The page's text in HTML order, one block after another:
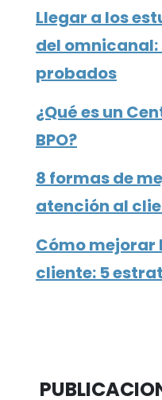
Llegar a los
del
probados
¿Qué es un
BPO?
8 formas de
atención al
Cómo
cliente: 5